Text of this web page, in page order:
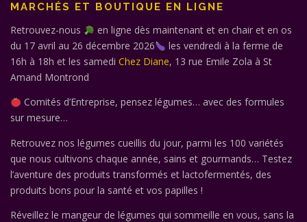
MARCHÉS ET BOUTIQUE EN LIGNE
Retrouvez-nous
en ligne dès maintenant et en chair et en os
du 17 avril au 26 décembre 2026
les vendredi à la ferme de
16h à 18h et les samedi Chez Diane, 13 rue Emile Zola à St
Amand Montrond
Comités d’Entreprise, pensez légumes… avec des formules
sur mesure…
Retrouvez nos légumes cueillis du jour, parmi les 100 variétés
que nous cultivons chaque année, sains et gourmands… Testez
l’aventure des produits transformés et lactofermentés, des
produits bons pour la santé et vos papilles !
Réveillez le mangeur de légumes qui sommeille en vous, sans la